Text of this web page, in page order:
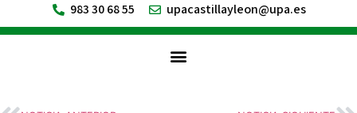
983 30 68 55 upacastillayleon@upa.es